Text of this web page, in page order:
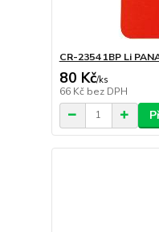
CR-2354 1BP Li
80 Kč/ks
66 Kč bez DPH